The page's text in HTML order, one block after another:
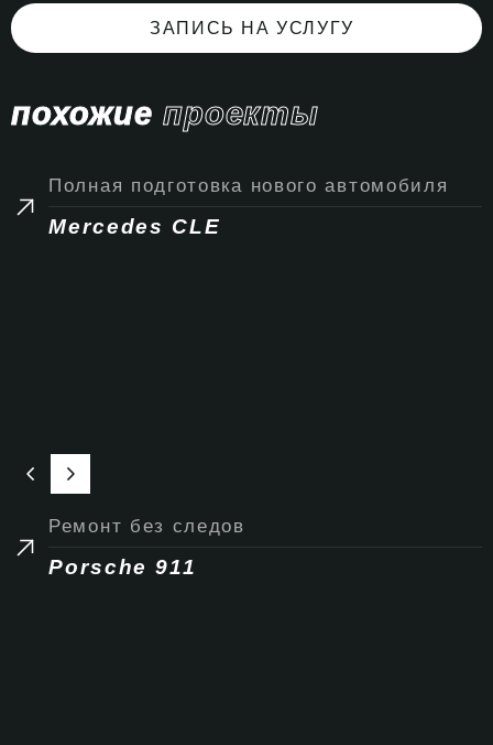
ЗАПИСЬ НА УСЛУГУ
похожие проекты
Полная подготовка нового автомобиля
Mercedes CLE
Ремонт без следов
Porsche 911